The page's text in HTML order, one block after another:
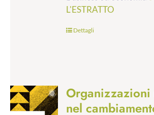
L'ESTRATTO
Dettagli
nel